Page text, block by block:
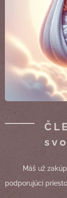
Máš už
podporujúci